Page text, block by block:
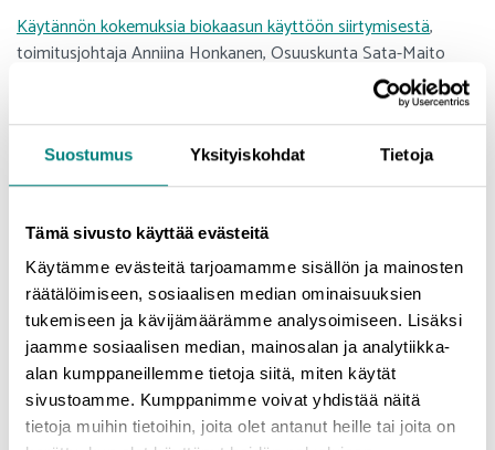
Suostumus Yksityiskohdat Tietoja
Tämä sivusto käyttää evästeitä
Käytämme evästeitä tarjoamamme sisällön ja mainosten
räätälöimiseen, sosiaalisen median ominaisuuksien
tukemiseen ja kävijämäärämme analysoimiseen. Lisäksi
jaamme sosiaalisen median, mainosalan ja analytiikka-
alan kumppaneillemme tietoja siitä, miten käytät
sivustoamme. Kumppanimme voivat yhdistää näitä
tietoja muihin tietoihin, joita olet antanut heille tai joita on
Käytännön kokemuksia biokaasun käyttöön siirtymisestä,
toimitusjohtaja Anniina Honkanen, Osuuskunta Sata-Maito
Suunnitelmissa öljystä biokaasuun siirtyminen – millaisia asioita
pitää huomioida, energiainsinööri Johanna Malmi ja Juha-Pekka
Kujansuu, Boliden Harjavalta Oy
Biokaasu teollisuuden polttoaineena, Dan Strengell, Gasum Oy
Biokaasun tuotannon tulevaisuudennäkymät Suomessa
toiminnanjohtaja Anna Virolainen-Hynnä, Suomen biokierto ja
biokaasu ry
Tilaisuuden järjestää Satakunnan biotalouden vahvistaminen ja
varmistaminen (BIOVAHVA) -hanke, jolle Satakuntaliitto on
myöntänyt rahoitusta Oikeudenmukaisen siirtymän rahastosta